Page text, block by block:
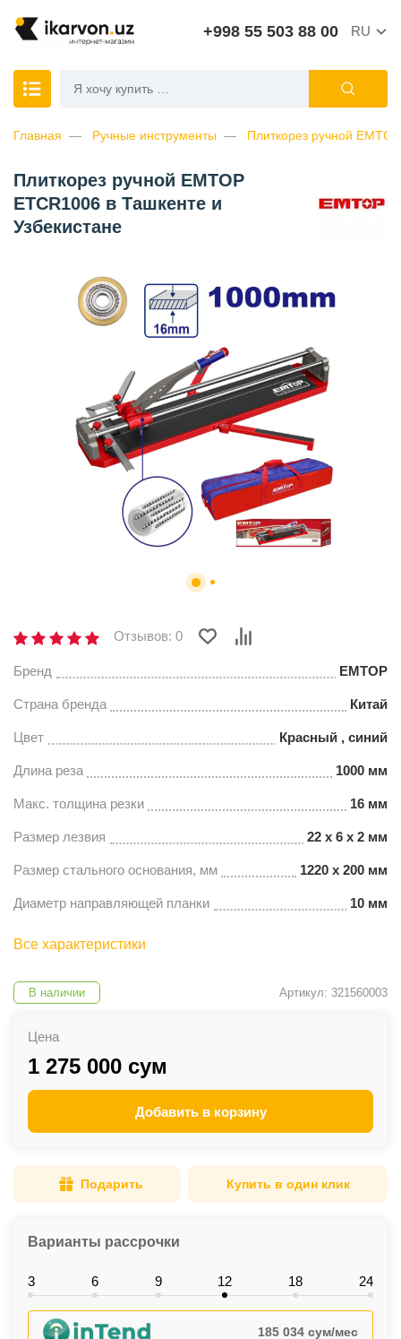
+998 55 503 88 00 RU
Главная Ручные инструменты Плиткорез ручной
Плиткорез ручной EMTOP
ETCR1006 в Ташкенте и
Узбекистане
Отзывов: 0
Бренд EMTOP
Страна бренда Китай
Цвет Красный , синий
Длина реза 1000 мм
Макс. толщина резки 16 мм
Размер лезвия 22 x 6 x 2 мм
Размер стального основания, мм 1220 х 200 мм
Диаметр направляющей планки 10 мм
Все характеристики
В наличии Артикул: 321560003
Цена
1 275 000 сум
Добавить в корзину
Подарить Купить в один клик
Варианты рассрочки
3 6 9 12 18 24
185 034 сум/мес